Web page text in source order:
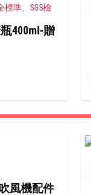
準、SGS檢
400ml-贈
風機配件